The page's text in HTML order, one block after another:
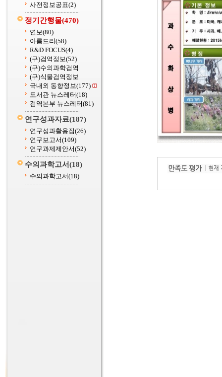
사전정보공표(2)
정기간행물(470)
연보(80)
아름드리(58)
R&D FOCUS(4)
(구)검역정보(52)
(구)수의과학검역
(구)식물검역정보
국내외 동향정보(177)
도서관 뉴스레터(18)
검역본부 뉴스레터(81)
연구성과자료(187)
연구성과활용집(26)
연구보고서(109)
연구과제제안서(52)
수의과학고서(18)
수의과학고서(18)